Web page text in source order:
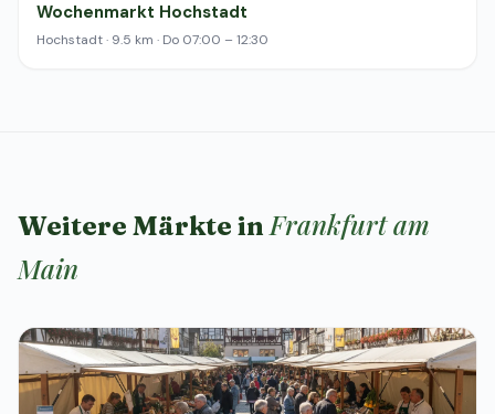
Wochenmarkt Hochstadt
Hochstadt · 9.5 km · Do 07:00 – 12:30
Weitere Märkte inFrankfurt am
Main